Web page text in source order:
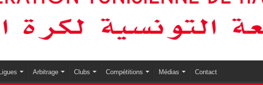
Arbitrage Clubs Compétitions Médias Contact